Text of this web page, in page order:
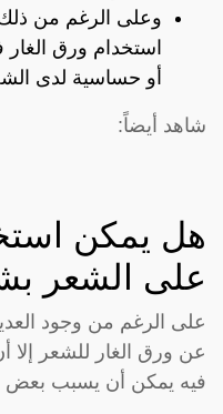
وعلى الرغم من
استخدام ورق
أو حساسية لدى
شاهد أيضاً:
هل يمكن
على الشعر
على الرغم من وجود
عن ورق الغار للشعر إلا
فيه يمكن أن يسبب بعض